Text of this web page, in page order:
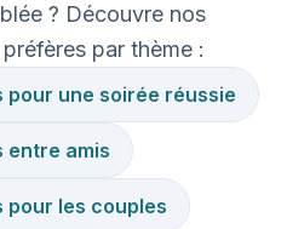
? Découvre nos
par thème :
pour une soirée réussie
entre amis
pour les couples